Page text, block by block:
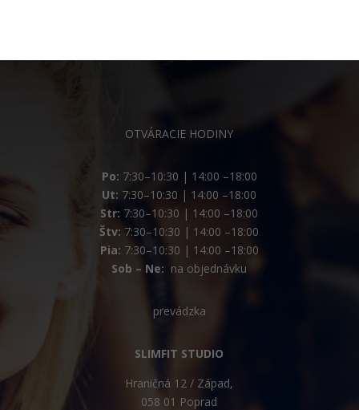
OTVÁRACIE HODINY
Po: 7:30–10:30 | 14:00 –18:00
Ut: 7:30–10:30 | 14:00 –18:00
Str: 7:30–10:30 | 14:00 –18:00
Štv: 7:30–10:30 | 14:00 –18:00
Pia: 7:30–10:30 | 14:00 –18:00
Sob – Ne: na objednávku
prevádzka
SLIMFIT STUDIO
Hraničná 12 / Západ,
058 01 Poprad